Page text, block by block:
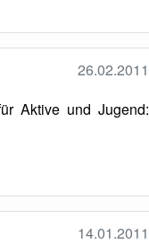
26.02.2011
Aktive und Jugend:
14.01.2011